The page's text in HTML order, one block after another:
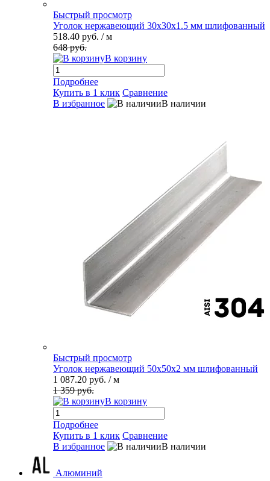
Быстрый просмотр
Уголок нержавеющий 30х30х1.5 мм шлифованный
518.40 руб. / м
648 руб.
В корзину
Подробнее
Купить в 1 клик Сравнение
В избранное
В наличии
Быстрый просмотр
Уголок нержавеющий 50х50х2 мм шлифованный
1 087.20 руб. / м
1 359 руб.
В корзину
Подробнее
Купить в 1 клик Сравнение
В избранное
В наличии
Алюминий